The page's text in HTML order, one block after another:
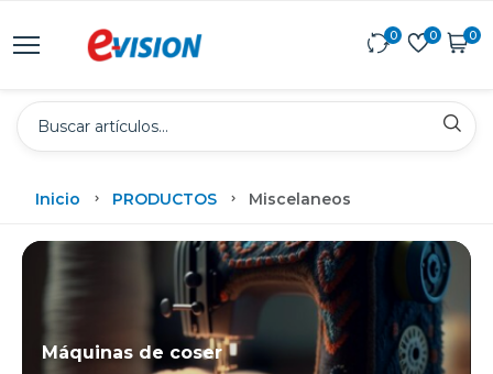
0 0 0
Inicio PRODUCTOS Miscelaneos
Máquinas de coser